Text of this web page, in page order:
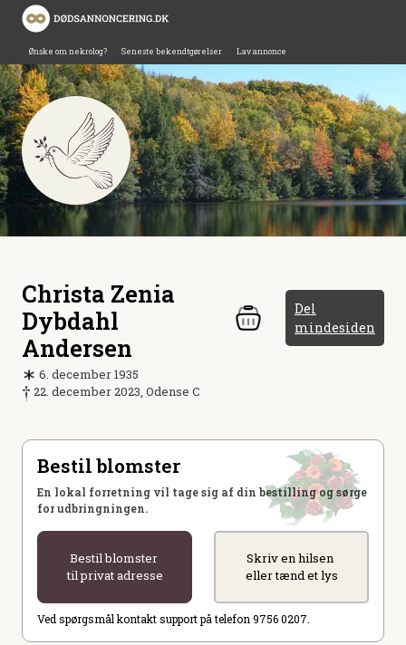
Ønske om nekrolog? Seneste bekendtgørelser Lav annonce
Christa Zenia
Dybdahl
Andersen
Del
mindesiden
6. december 1935
22. december 2023, Odense C
Bestil blomster
En lokal forretning vil tage sig af din bestilling og sørge
for udbringningen.
Bestil blomster
til privat adresse
Skriv en hilsen
eller tænd et lys
Ved spørgsmål kontakt support på telefon 9756 0207.